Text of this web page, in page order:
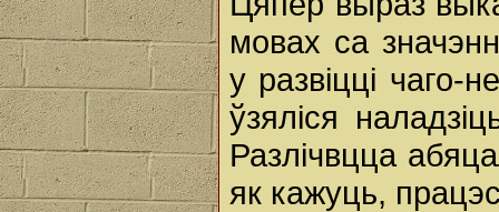
мовах са
у развіцці чаго-
ўзяліся
Разлічвцца
як кажуць,